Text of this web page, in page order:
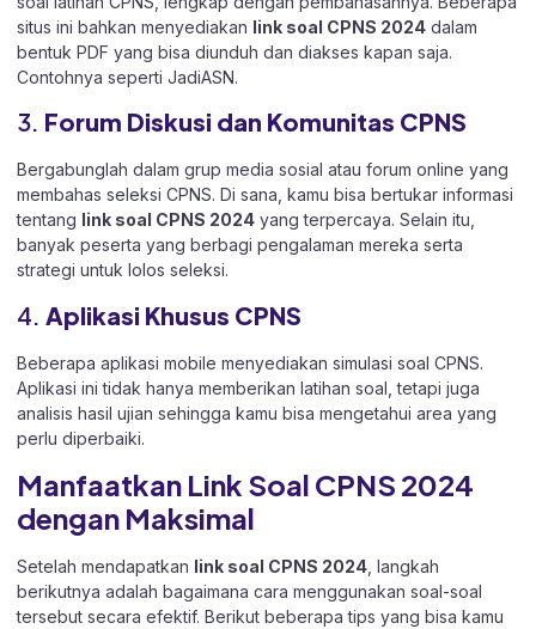
situs ini bahkan menyediakan link soal CPNS 2024 dalam
bentuk PDF yang bisa diunduh dan diakses kapan saja.
Contohnya seperti JadiASN.
3. Forum Diskusi dan Komunitas CPNS
Bergabunglah dalam grup media sosial atau forum online yang
membahas seleksi CPNS. Di sana, kamu bisa bertukar informasi
tentang link soal CPNS 2024 yang terpercaya. Selain itu,
banyak peserta yang berbagi pengalaman mereka serta
strategi untuk lolos seleksi.
4. Aplikasi Khusus CPNS
Beberapa aplikasi mobile menyediakan simulasi soal CPNS.
Aplikasi ini tidak hanya memberikan latihan soal, tetapi juga
analisis hasil ujian sehingga kamu bisa mengetahui area yang
perlu diperbaiki.
Manfaatkan Link Soal CPNS 2024
dengan Maksimal
Setelah mendapatkan link soal CPNS 2024 , langkah
berikutnya adalah bagaimana cara menggunakan soal-soal
tersebut secara efektif. Berikut beberapa tips yang bisa kamu